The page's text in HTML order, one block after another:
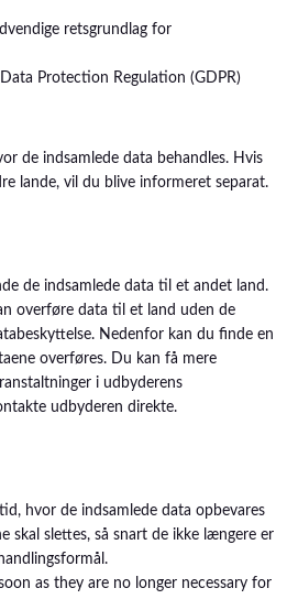
retsgrundlag for
Protection Regulation (GDPR)
de indsamlede data behandles. Hvis
lande, vil du blive informeret separat.
de indsamlede data til et andet land.
overføre data til et land uden de
Nedenfor kan du finde en
overføres. Du kan få mere
i udbyderens
udbyderen direkte.
hvor de indsamlede data opbevares
skal slettes, så snart de ikke længere er
as they are no longer necessary for